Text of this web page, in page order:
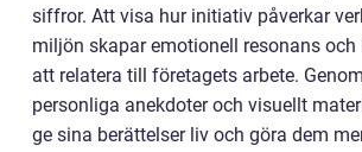
siffror. Att visa hur initiativ påverkar
miljön skapar emotionell resonans och
att relatera till företagets arbete.
personliga anekdoter och visuellt
ge sina berättelser liv och göra dem